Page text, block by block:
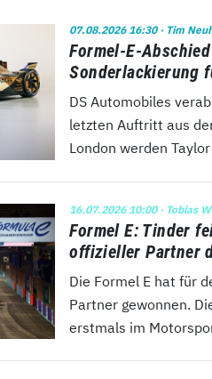
07.08.2026 16:30· Tim
Formel-E-
Sonderlackierung
DS Automobiles
letzten Auftritt aus
London werden
16.07.2026 10:00· Tobias
Formel E: Tinder
offizieller Partner
Die Formel E hat für
Partner gewonnen.
erstmals im